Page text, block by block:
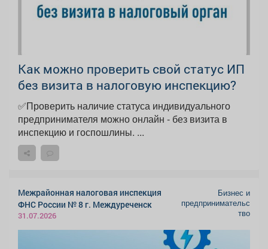
Как можно проверить свой статус ИП
без визита в налоговую инспекцию?
✅Проверить наличие статуса индивидуального
предпринимателя можно онлайн - без визита в
инспекцию и госпошлины. ...
Межрайонная налоговая инспекция
ФНС России № 8 г. Междуреченск
31.07.2026
Бизнес и
предпринимательс
тво